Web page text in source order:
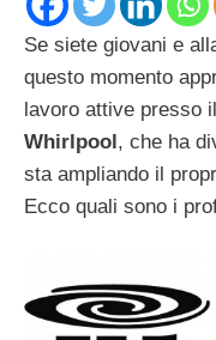
Se siete giovani e
questo momento
lavoro attive presso
Whirlpool, che ha
sta ampliando il
Ecco quali sono i